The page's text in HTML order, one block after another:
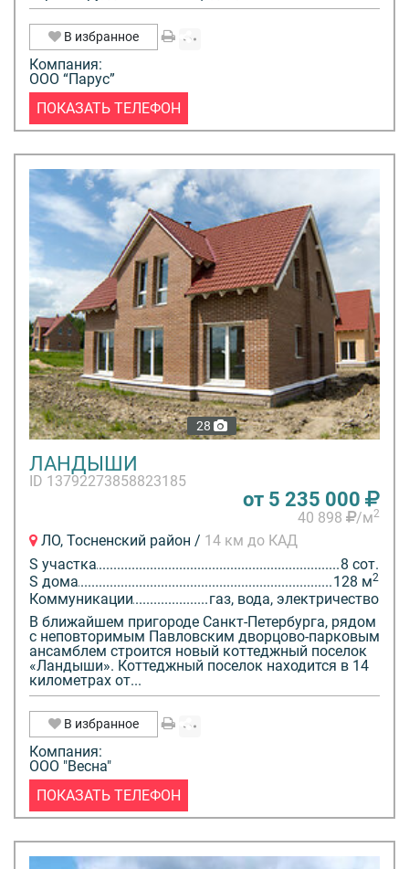
В избранное
Компания:
ООО “Парус”
ПОКАЗАТЬ ТЕЛЕФОН
28
ЛАНДЫШИ
ID 13792273858823185
от 5 235 000
40 898 /м2
ЛО, Тосненский район / 14 км до КАД
S участка
8 сот.
S дома
128 м2
Коммуникации
газ, вода, электричество
В ближайшем пригороде Санкт-Петербурга, рядом
с неповторимым Павловским дворцово-парковым
ансамблем строится новый коттеджный поселок
«Ландыши». Коттеджный поселок находится в 14
километрах от...
В избранное
Компания:
ООО "Весна"
ПОКАЗАТЬ ТЕЛЕФОН